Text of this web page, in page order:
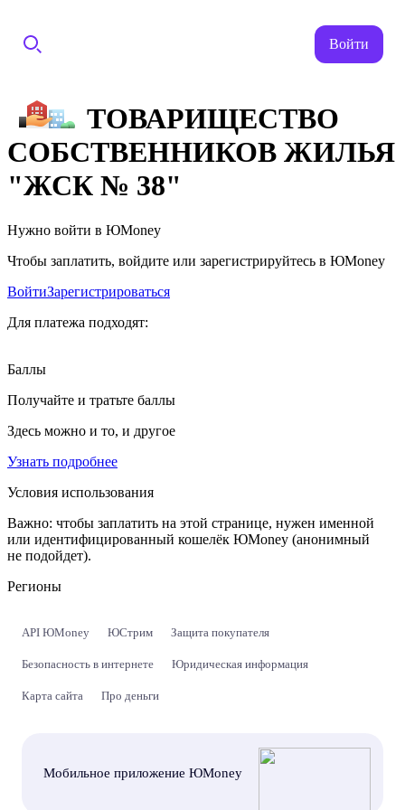
Войти
ТОВАРИЩЕСТВО
СОБСТВЕННИКОВ ЖИЛЬЯ
"ЖСК № 38"
Нужно войти в ЮMoney
Чтобы заплатить, войдите или зарегистрируйтесь в ЮMoney
ВойтиЗарегистрироваться
Для платежа подходят:
Баллы
Получайте и тратьте баллы
Здесь можно и то, и другое
Узнать подробнее
Условия использования
Важно: чтобы заплатить на этой странице, нужен именной
или идентифицированный кошелёк ЮMoney (анонимный
не подойдет).
Регионы
API ЮMoney ЮСтрим Защита покупателя
Безопасность в интернете Юридическая информация
Карта сайта Про деньги
Мобильное приложение ЮMoney